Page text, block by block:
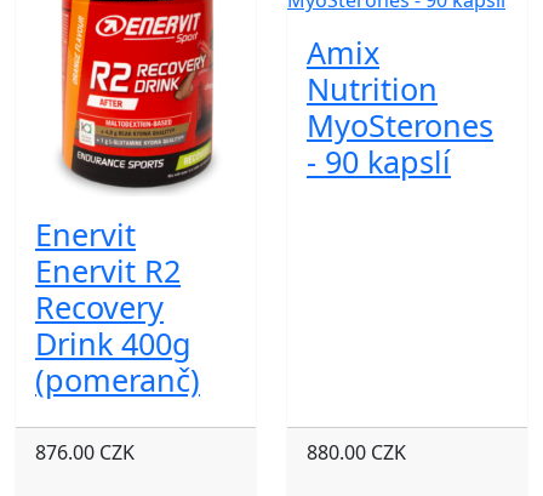
Enervit
Enervit R2
Recovery
Drink 400g
(pomeranč)
876.00 CZK
Amix
Nutrition
MyoSterones
- 90 kapslí
880.00 CZK